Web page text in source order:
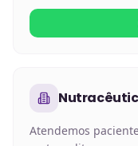
Atendemos